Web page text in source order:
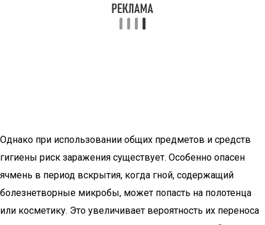
Однако при использовании общих предметов и средств
гигиены риск заражения существует. Особенно опасен
ячмень в период вскрытия, когда гной, содержащий
болезнетворные микробы, может попасть на полотенца
или косметику. Это увеличивает вероятность их переноса